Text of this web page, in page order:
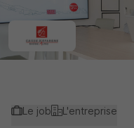
Le job L'entreprise